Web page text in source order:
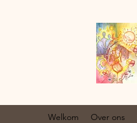
Welkom Over ons